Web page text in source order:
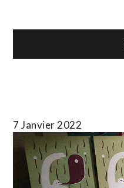
T.TOTH
7 Janvier 2022